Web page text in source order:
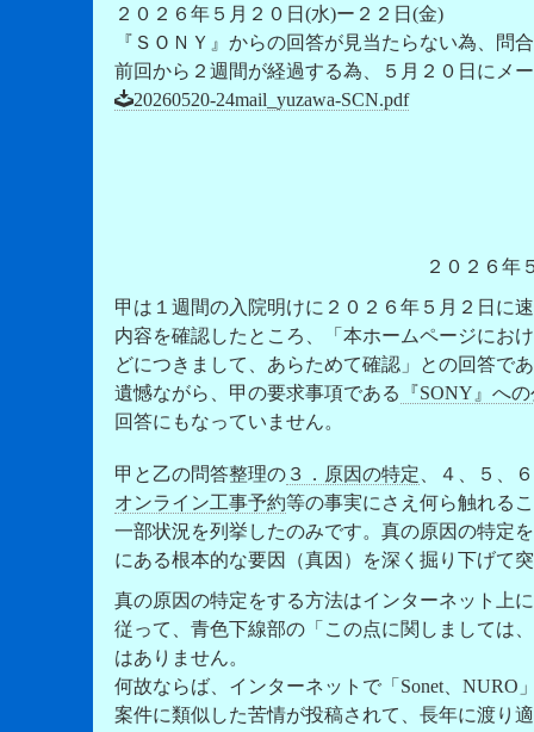
２０２６年５月２０日(水)ー２２日(金)
『ＳＯＮＹ』からの回答が見当たらない為、問
前回から２週間が経過する為、５月２０日にメ
20260520-24mail_yuzawa-SCN.pdf
２０２６年
甲は１週間の入院明けに２０２６年５月２日に
内容を確認したところ、「本ホームページにお
どにつきまして、あらためて確認」との回答で
遺憾ながら、甲の要求事項である 『SONY』へ
回答にもなっていません。
甲と乙の問答整理の３．原因の特定 、４、５、
オンライン工事予約等の事実にさえ何ら触れる
一部状況を列挙したのみです。真の原因の特定
にある根本的な要因（真因）を深く掘り下げて
真の原因の特定をする方法はインターネット上に
従って、青色下線部の「この点に関しましては
はありません。
何故ならば、インターネットで「Sonet、NURO
案件に類似した苦情が投稿されて、長年に渡り